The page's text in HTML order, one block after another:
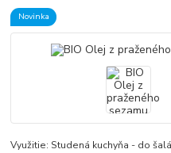
Novinka
Využitie: Studená kuchyňa - do